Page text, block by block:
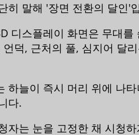
히 말해 '장면 전환의 달인'
디스플레이 화면은 무대를
덕, 근처의 풀, 심지어 달
하늘이 즉시 머리 위에 나
다.
자는 눈을 고정한 채 시청